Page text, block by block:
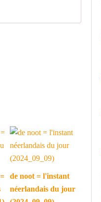
de noot = l'instant
néerlandais du jour